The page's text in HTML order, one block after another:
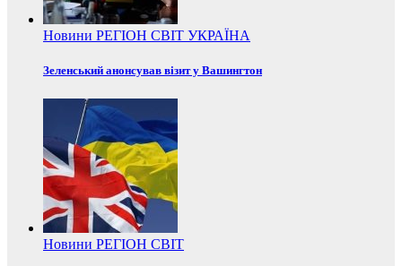
Новини РЕГІОН СВІТ УКРАЇНА
Зеленський анонсував візит у Вашингтон
Новини РЕГІОН СВІТ